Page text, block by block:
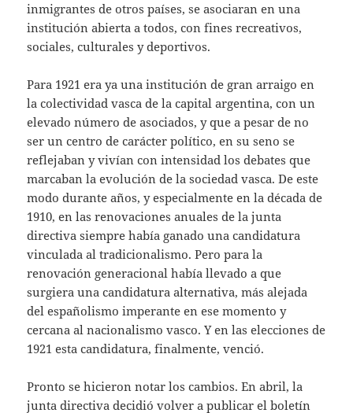
inmigrantes de otros países, se asociaran en una
institución abierta a todos, con fines recreativos,
sociales, culturales y deportivos.
Para 1921 era ya una institución de gran arraigo en
la colectividad vasca de la capital argentina, con un
elevado número de asociados, y que a pesar de no
ser un centro de carácter político, en su seno se
reflejaban y vivían con intensidad los debates que
marcaban la evolución de la sociedad vasca. De este
modo durante años, y especialmente en la década de
1910, en las renovaciones anuales de la junta
directiva siempre había ganado una candidatura
vinculada al tradicionalismo. Pero para la
renovación generacional había llevado a que
surgiera una candidatura alternativa, más alejada
del españolismo imperante en ese momento y
cercana al nacionalismo vasco. Y en las elecciones de
1921 esta candidatura, finalmente, venció.
Pronto se hicieron notar los cambios. En abril, la
junta directiva decidió volver a publicar el boletín